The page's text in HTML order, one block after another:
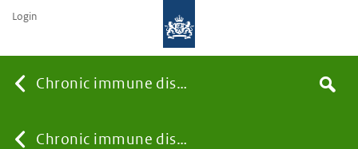
Chronic immune diseases
YouChronic immune diseases
the
Search
Login